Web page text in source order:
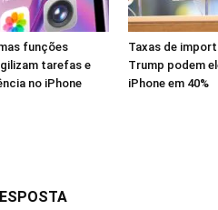
funções
tarefas e
no iPhone
Taxas de
Trump podem
iPhone em 40%